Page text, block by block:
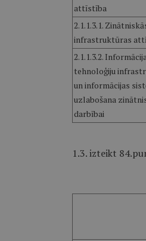
attīstība
2.1.1.3.1.
infrastruktūras
2.1.1.3.2.
tehnoloģiju
un informācijas
uzlabošana
darbībai
1.3. izteikt